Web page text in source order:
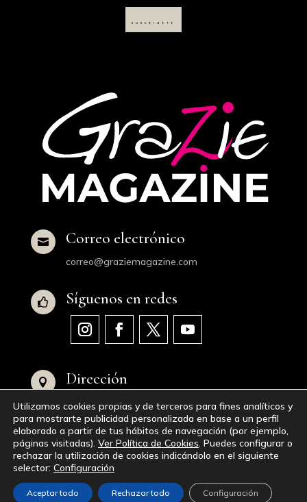
SUSCRÍBETE
 Correo electrónico
correo@graziemagazine.com
 Síguenos en redes
 Dirección
Avenida de Juan XXIII, 16, 28040 Madrid,
España
© 2023-2024GraZie Magazine|Aviso Legal|
Política de Privacidad
Accesibilidad | Mapa del Sitio Web
Utilizamos cookies propias y de terceros para fines analíticos y
para mostrarte publicidad personalizada en base a un perfil
elaborado a partir de tus hábitos de navegación (por ejemplo,
páginas visitadas). Ver Política de Cookies. Puedes configurar o
rechazar la utilización de cookies indicándolo en el siguiente
selector: Configuración
Aceptar todo Rechazar todo Configuración